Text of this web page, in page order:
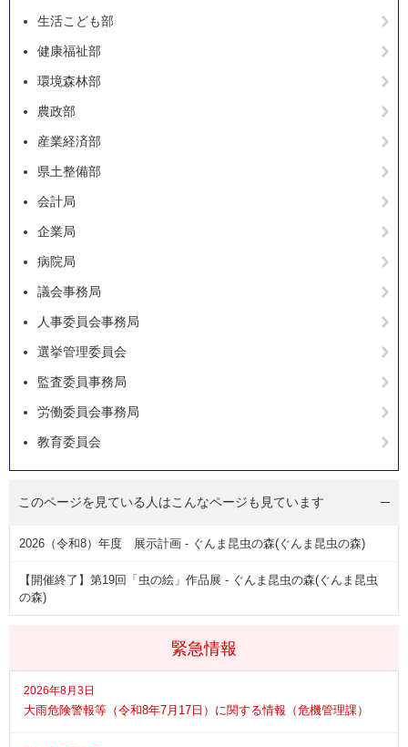
緊急情報
2026年8月3日
大雨危険警報等（令和8年7月17日）に関する情報（危機管理課）
生活こども部
健康福祉部
環境森林部
農政部
産業経済部
県土整備部
会計局
企業局
病院局
議会事務局
人事委員会事務局
選挙管理委員会
監査委員事務局
労働委員会事務局
教育委員会
このページを見ている人はこんなページも見ています
2026（令和8）年度 展示計画 - ぐんま昆虫の森(ぐんま昆虫の森)
【開催終了】第19回「虫の絵」作品展 - ぐんま昆虫の森(ぐんま昆虫
の森)